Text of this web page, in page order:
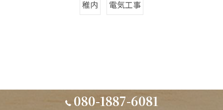
稚内 電気工事
080-1887-6081